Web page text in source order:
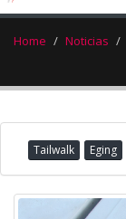
Home Noticias
Tailwalk Eging